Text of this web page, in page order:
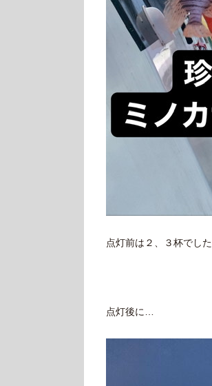
点灯前は２、３杯でした
点灯後に…